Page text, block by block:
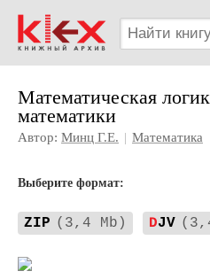
Математическая
математики
Автор: Минц Г.Е. | Математика
Выберите формат:
ZIP (3,4 Mb) DJV